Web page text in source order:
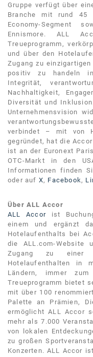
Gruppe verfügt über
Branche mit rund 45
Economy-Segment
Ennismore. ALL
Treueprogramm,
und über den
Zugang zu
positiv zu handeln
Integrität,
Nachhaltigkeit,
Diversität und
Unternehmensvision
verbindet – mit von
gegründet, hat die
ist an der Euronext
OTC-Markt in den
Informationen finden
oder auf X, Facebook ,
Über ALL Accor
ALL Accor ist
einem und ergänzt
Hotelaufenthalts bei
die ALL.com-Website
Zugang zu einer
Hotelaufenthalten in
Ländern, immer
Treueprogramm bietet
mit über 100
Palette an Prämien,
ermöglicht ALL Accor
mehr als 7.000
von lokalen
zu großen
Konzerten. ALL Accor